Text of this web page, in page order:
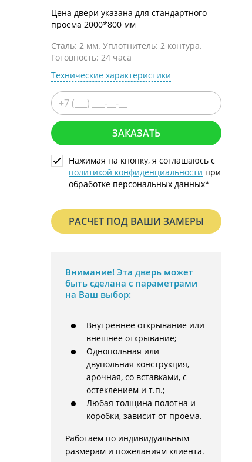
Цена двери указана для стандартного
проема 2000*800 мм
Сталь: 2 мм. Уплотнитель: 2 контура.
Готовность: 24 часа
Технические характеристики
ЗАКАЗАТЬ
Нажимая на кнопку, я соглашаюсь с
политикой конфиденциальности при
обработке персональных данных*
РАСЧЕТ ПОД ВАШИ ЗАМЕРЫ
Внимание! Эта дверь может
быть сделана с параметрами
на Ваш выбор:
Внутреннее открывание или
внешнее открывание;
Однопольная или
двупольная конструкция,
арочная, со вставками, с
остеклением и т.п.;
Любая толщина полотна и
коробки, зависит от проема.
Работаем по индивидуальным
размерам и пожеланиям клиента.